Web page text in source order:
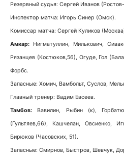
Резервный судья: Сергей Иванов
Инспектор матча: Игорь Синер (Омск).
Комиссар матча: Сергей Куликов
Амкар: Нигматуллин, Милькович,
Рязанцев (Костюков,56), Огуде, Гол
Форбс.
Запасные: Хомич, Вамбольт, Суслов,
Главный тренер: Вадим Евсеев.
Тамбов: Вавилин, Рыбин (к),
(Гультяев,66), Кашчелан, Овсиенко,
Бирюков (Часовских, 51).
Запасные: Смирнов, Быстров, Шевчук,